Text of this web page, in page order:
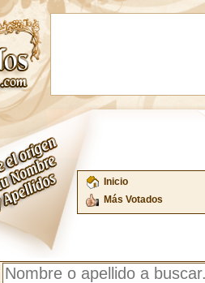
Inicio
Más Votados